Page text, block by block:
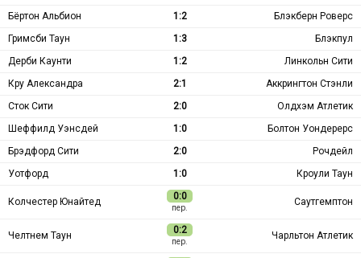
Бёртон Альбион
1:2
Блэкберн Роверс
Гримсби Таун
1:3
Блэкпул
Дерби Каунти
1:2
Линкольн Сити
Кру Александра
2:1
Аккрингтон Стэнли
Сток Сити
2:0
Олдхэм Атлетик
Шеффилд Уэнсдей
1:0
Болтон Уондерерс
Брэдфорд Сити
2:0
Рочдейл
Уотфорд
1:0 Кроули Таун
Колчестер Юнайтед 0:0
пер.
Саутгемптон
Челтнем Таун 0:2
пер.
Чарльтон Атлетик